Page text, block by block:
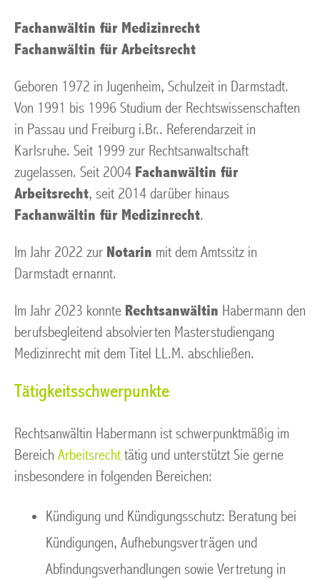
Fachanwältin für Medizinrecht
Fachanwältin für Arbeitsrecht
Geboren 1972 in Jugenheim, Schulzeit in Darmstadt.
Von 1991 bis 1996 Studium der Rechtswissenschaften
in Passau und Freiburg i.Br.. Referendarzeit in
Karlsruhe. Seit 1999 zur Rechtsanwaltschaft
zugelassen. Seit 2004 Fachanwältin für
Arbeitsrecht, seit 2014 darüber hinaus
Fachanwältin für Medizinrecht.
Im Jahr 2022 zur Notarin mit dem Amtssitz in
Darmstadt ernannt.
Im Jahr 2023 konnte Rechtsanwältin Habermann den
berufsbegleitend absolvierten Masterstudiengang
Medizinrecht mit dem Titel LL.M. abschließen.
Tätigkeitsschwerpunkte
Rechtsanwältin Habermann ist schwerpunktmäßig im
Bereich Arbeitsrecht tätig und unterstützt Sie gerne
insbesondere in folgenden Bereichen:
Kündigung und Kündigungsschutz: Beratung bei
Kündigungen, Aufhebungsverträgen und
Abfindungsverhandlungen sowie Vertretung in